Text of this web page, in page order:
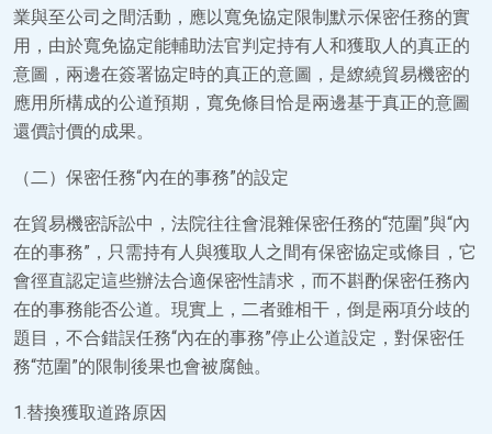
業與至公司之間活動，應以寬免協定限制默示保密任務的實
用，由於寬免協定能輔助法官判定持有人和獲取人的真正的
意圖，兩邊在簽署協定時的真正的意圖，是繚繞貿易機密的
應用所構成的公道預期，寬免條目恰是兩邊基于真正的意圖
還價討價的成果。
（二）保密任務“內在的事務”的設定
在貿易機密訴訟中，法院往往會混雜保密任務的“范圍”與“內
在的事務”，只需持有人與獲取人之間有保密協定或條目，它
會徑直認定這些辦法合適保密性請求，而不斟酌保密任務內
在的事務能否公道。現實上，二者雖相干，倒是兩項分歧的
題目，不合錯誤任務“內在的事務”停止公道設定，對保密任
務“范圍”的限制後果也會被腐蝕。
1.替換獲取道路原因